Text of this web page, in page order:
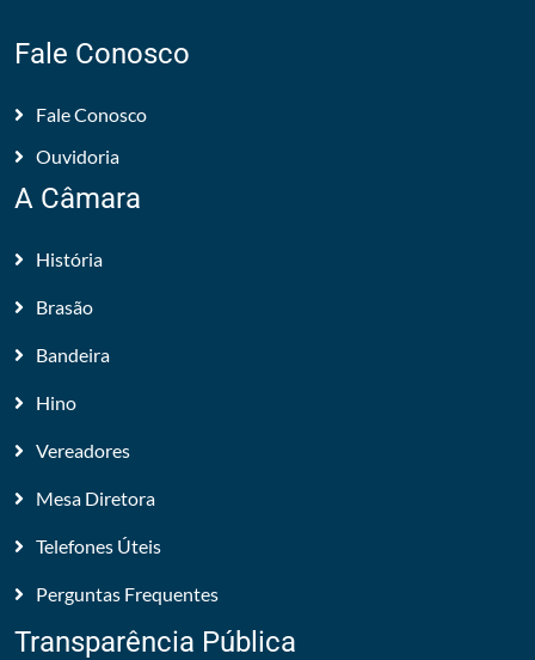
Fale Conosco
Fale Conosco
Ouvidoria
A Câmara
História
Brasão
Bandeira
Hino
Vereadores
Mesa Diretora
Telefones Úteis
Perguntas Frequentes
Transparência Pública